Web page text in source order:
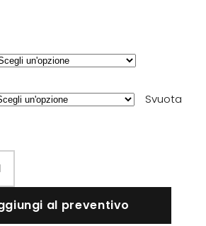
Svuota
al preventivo